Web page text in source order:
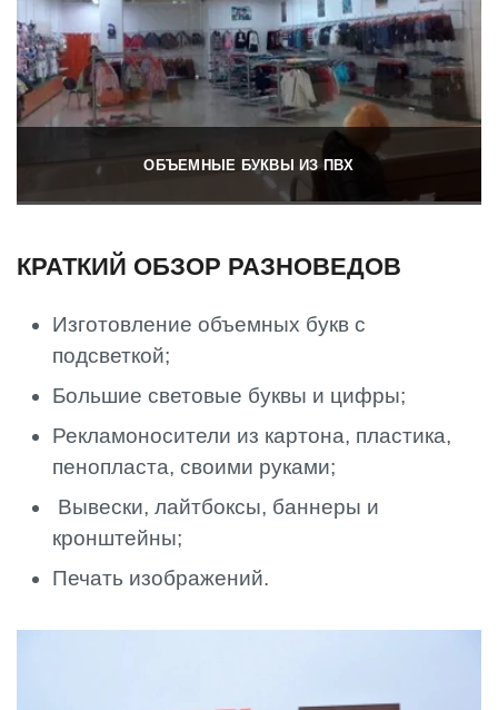
ОБЪЕМНЫЕ БУКВЫ ИЗ ПВХ
КРАТКИЙ ОБЗОР РАЗНОВЕДОВ
Изготовление объемных букв с
подсветкой;
Большие световые буквы и цифры;
Рекламоносители из картона, пластика,
пенопласта, своими руками;
Вывески, лайтбоксы, баннеры и
кронштейны;
Печать изображений.